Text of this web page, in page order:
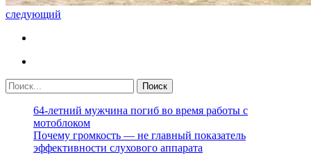
следующий
64-летний мужчина погиб во время работы с
мотоблоком
Почему громкость — не главный показатель
эффективности слухового аппарата